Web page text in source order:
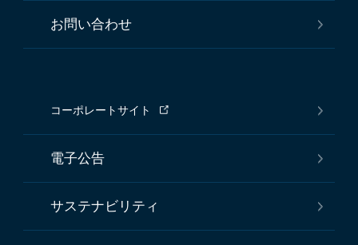
お問い合わせ
コーポレートサイト
電子公告
サステナビリティ